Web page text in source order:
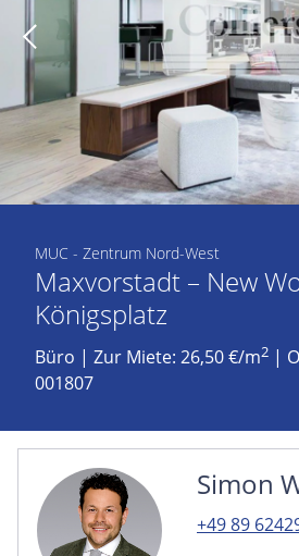
MUC - Zentrum Nord-West
Maxvorstadt – New
Königsplatz
Büro | Zur Miete: 26,50 €/m2 |
001807
Simon
+49 89